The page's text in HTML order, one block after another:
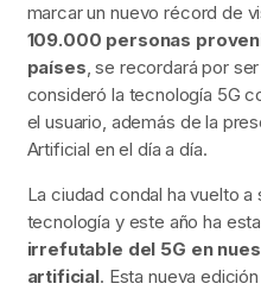
marcar un nuevo récord de
109.000 personas
países, se recordará por
consideró la tecnología 5G
el usuario, además de la
Artificial en el día a día.
La ciudad condal ha vuelto
tecnología y este año ha
irrefutable del 5G en
artificial. Esta nueva